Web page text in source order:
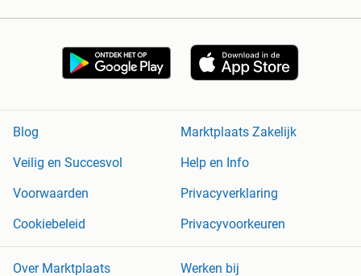
Blog
Marktplaats Zakelijk
Veilig en Succesvol
Help en Info
Voorwaarden
Privacyverklaring
Cookiebeleid
Privacyvoorkeuren
Over Marktplaats Werken bij